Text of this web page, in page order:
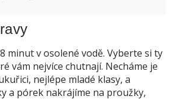
minut v osolené vodě. Vyberte si ty
vám nejvíce chutnají. Necháme je
nejlépe mladé klasy, a
a pórek nakrájíme na proužky,